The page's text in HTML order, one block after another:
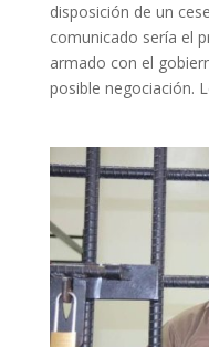
disposición de un
comunicado sería el
armado con el
posible negociación.